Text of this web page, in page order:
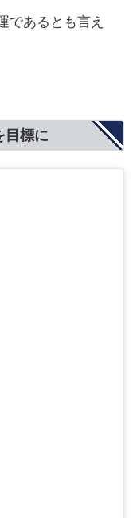
であるとも言え
目標に